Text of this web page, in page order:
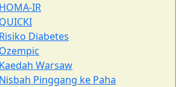
IR
Diabetes
Warsaw
Pinggang ke Paha